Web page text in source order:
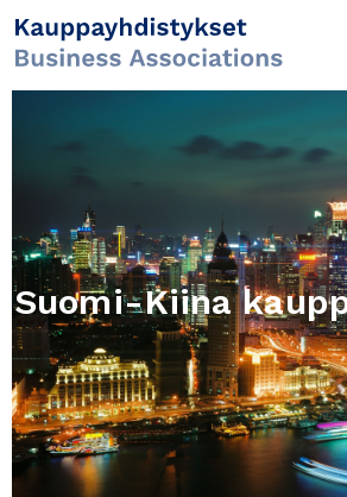
Suomi-Kiina